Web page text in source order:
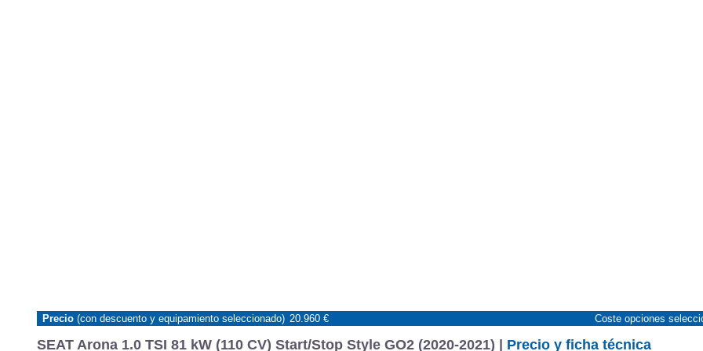
SEAT Arona 1.0 TSI 81 kW (110 CV) Start/Stop Style GO2 (2020-2021) | Precio y ficha técnica
Precio (con descuento y equipamiento seleccionado) 20.960 € Coste opciones